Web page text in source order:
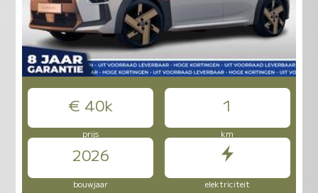
€ 40k 1
prijs km
2026
bouwjaar elektriciteit